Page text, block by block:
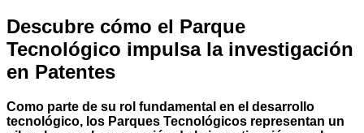
Descubre cómo el Parque
Tecnológico impulsa la investigación
en Patentes
Como parte de su rol fundamental en el desarrollo
tecnológico, los Parques Tecnológicos representan un